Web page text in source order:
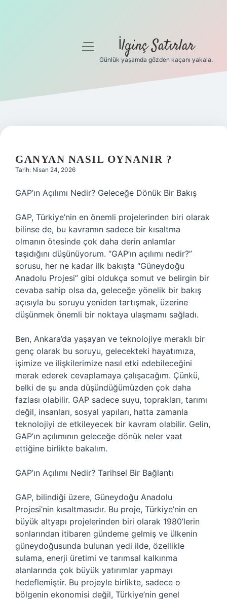
Gizlilik Politikası
Yasal Uyarı
menüyü
İlginç Satırlar
Günlük yaşamda gözden kaçanı yakala.
GANYAN NASIL OYNANIR ?
Tarih: Nisan 24, 2026
GAP’ın Açılımı Nedir? Geleceğe Dönük Bir Bakış
GAP, Türkiye’nin en önemli projelerinden biri olarak
bilinse de, bu kavramın sadece bir kısaltma
olmanın ötesinde çok daha derin anlamlar
taşıdığını düşünüyorum. “GAP’ın açılımı nedir?”
sorusu, her ne kadar ilk bakışta “Güneydoğu
Anadolu Projesi” gibi oldukça somut ve belirgin bir
cevaba sahip olsa da, geleceğe yönelik bir bakış
açısıyla bu soruyu yeniden tartışmak, üzerine
düşünmek önemli bir noktaya ulaşmamı sağladı.
Ben, Ankara’da yaşayan ve teknolojiye meraklı bir
genç olarak bu soruyu, gelecekteki hayatımıza,
işimize ve ilişkilerimize nasıl etki edebileceğini
merak ederek cevaplamaya çalışacağım. Çünkü,
belki de şu anda düşündüğümüzden çok daha
fazlası olabilir. GAP sadece suyu, toprakları, tarımı
değil, insanları, sosyal yapıları, hatta zamanla
teknolojiyi de etkileyecek bir kavram olabilir. Gelin,
GAP’ın açılımının geleceğe dönük neler vaat
ettiğine birlikte bakalım.
GAP’ın Açılımı Nedir? Tarihsel Bir Bağlantı
GAP, bilindiği üzere, Güneydoğu Anadolu
Projesi’nin kısaltmasıdır. Bu proje, Türkiye’nin en
büyük altyapı projelerinden biri olarak 1980’lerin
sonlarından itibaren gündeme gelmiş ve ülkenin
güneydoğusunda bulunan yedi ilde, özellikle
sulama, enerji üretimi ve tarımsal kalkınma
alanlarında çok büyük yatırımlar yapmayı
hedeflemiştir. Bu projeyle birlikte, sadece o
bölgenin ekonomisi değil, Türkiye’nin genel